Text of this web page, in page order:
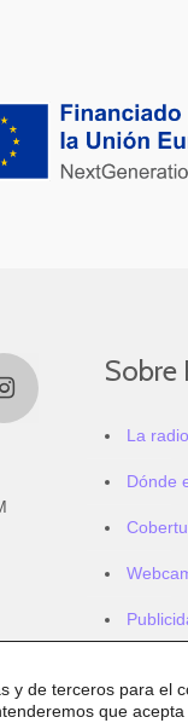
Sobre
La radio
Dónde
y de terceros para el
que